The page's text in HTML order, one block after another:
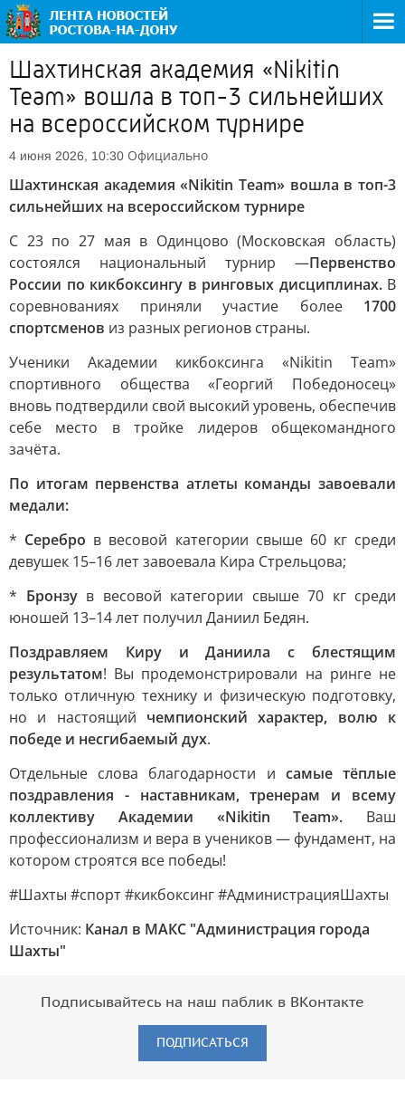
Шахтинская академия «Nikitin
Team» вошла в топ-3 сильнейших
на всероссийском турнире
4 июня 2026, 10:30 Официально
Шахтинская академия «Nikitin Team» вошла в топ-3
сильнейших на всероссийском турнире
С 23 по 27 мая в Одинцово (Московская область)
состоялся национальный турнир —Первенство
России по кикбоксингу в ринговых дисциплинах.В
соревнованиях приняли участие более 1700
спортсменов из разных регионов страны.
Ученики Академии кикбоксинга «Nikitin Team»
спортивного общества «Георгий Победоносец»
вновь подтвердили свой высокий уровень, обеспечив
себе место в тройке лидеров общекомандного
зачёта.
По итогам первенства атлеты команды завоевали
медали:
* Серебро в весовой категории свыше 60 кг среди
девушек 15–16 лет завоевала Кира Стрельцова;
* Бронзув весовой категории свыше 70 кг среди
юношей 13–14 лет получил Даниил Бедян.
Поздравляем Киру и Даниила с блестящим
результатом! Вы продемонстрировали на ринге не
только отличную технику и физическую подготовку,
но и настоящий чемпионский характер, волю к
победе и несгибаемый дух.
Отдельные слова благодарности и самые тёплые
поздравления - наставникам, тренерам и всему
коллективу Академии «Nikitin Team». Ваш
профессионализм и вера в учеников — фундамент, на
котором строятся все победы!
#Шахты #спорт #кикбоксинг #АдминистрацияШахты
Источник: Канал в МАКС "Администрация города
Шахты"
Подписывайтесь на наш паблик в ВКонтакте
ПОДПИСАТЬСЯ